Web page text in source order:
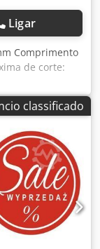
Ligar
Comprimento
de corte:
1,5 kW
0,9 mm Cortes
- 90 m/min Peso
espaço: aprox.
EUR +
contínuo -
- Batente
Ty Dpe Sokr -
classificado